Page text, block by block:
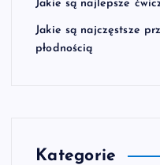
Jakie są najlepsze
Jakie są najczęstsze
płodnością
Kategorie